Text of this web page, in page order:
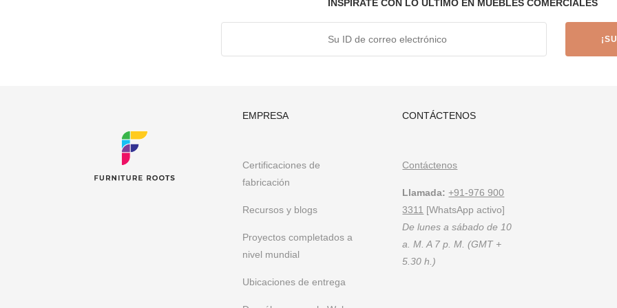
Restaurantes, cafés y bares Hoteles y complejos turísticos
Mobiliario de biblioteca, club y escuela
Mobiliario para eventos y mobiliario para banquetes
Otros requisitos de muebles B2B
Habiendo ejecutado más de 300 proyectos a nivel mundial, FurnitureRoots es la principal marca de muebles personalizados
individualistas, cautivadores y resistentes personalizados para los requisitos de una empresa.Para estar al tanto de
INSPÍRATE CON LO ÚLTIMO EN MUEBLES COMERCIALES
EMPRESA
Certificaciones de
fabricación
Recursos y blogs
Proyectos completados a
nivel mundial
Ubicaciones de entrega
CONTÁCTENOS
Contáctenos
Llamada: +91-976 900
3311 [WhatsApp activo]
De lunes a sábado de 10
a. M. A 7 p. M. (GMT +
5.30 h.)